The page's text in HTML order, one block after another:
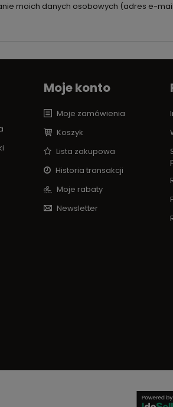
moich danych osobowych (adres e-
Moje konto
Moje zamówienia
Koszyk
Lista zakupowa
Historia transakcji
Moje rabaty
Newsletter